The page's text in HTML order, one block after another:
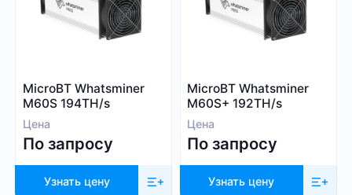
MicroBT Whatsminer
M60S 194TH/s
Цена
По запросу
Узнать цену
MicroBT Whatsminer
M60S+ 192TH/s
Цена
По запросу
Узнать цену